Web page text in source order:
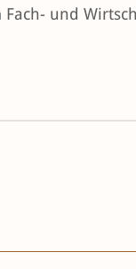
und